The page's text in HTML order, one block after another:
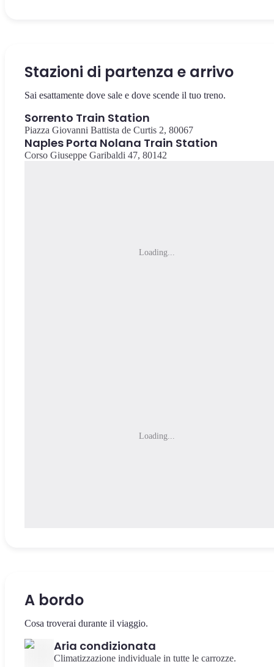
Stazioni di partenza e arrivo
Sai esattamente dove sale e dove scende il tuo treno.
Sorrento Train Station
Piazza Giovanni Battista de Curtis 2, 80067
Naples Porta Nolana Train Station
Corso Giuseppe Garibaldi 47, 80142
Loading...
Loading...
A bordo
Cosa troverai durante il viaggio.
Aria condizionata
Climatizzazione individuale in tutte le carrozze.